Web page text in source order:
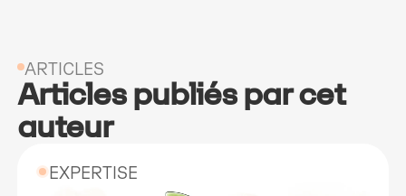
ARTICLES
Articles publiés par cet
auteur
EXPERTISE